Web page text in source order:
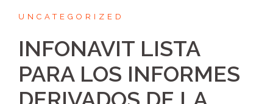
UNCATEGORIZED
INFONAVIT LISTA
PARA LOS INFORMES